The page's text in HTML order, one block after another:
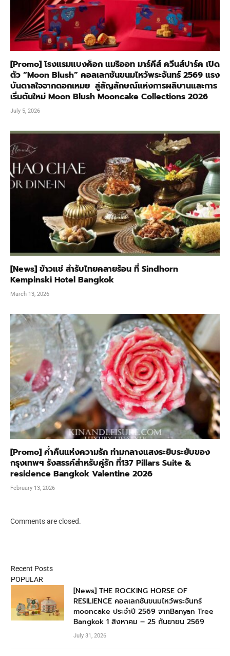
[Promo] โรงแรมแบงค็อก แมริออท มาร์คีส์ ควีนส์ปาร์ค เปิด
ตัว “Moon Blush” คอลเลกชันขนมไหว้พระจันทร์ 2569 แรง
บันดาลใจจากดอกเหมย สู่สัญลักษณ์แห่งการผลิบานและการ
เริ่มต้นใหม่ Moon Blush Mooncake Collections 2026
July 5, 2026
[News] ข้าวแช่ สำรับไทยคลายร้อน ที่ Sindhorn
Kempinski Hotel Bangkok
March 13, 2026
[Promo] ค่ำคืนแห่งความรัก ท่ามกลางแสงระยิบระยับของ
กรุงเทพฯ รังสรรค์สำหรับคู่รัก ที่137 Pillars Suite &
residence Bangkok Valentine 2026
February 13, 2026
Comments are closed.
Recent Posts
POPULAR
[News] THE ROCKING HORSE OF
RESILIENCE คอลเลกชันขนมไหว้พระจันทร์
mooncake ประจำปี 2569 จากBanyan Tree
Bangkok 1 สิงหาคม – 25 กันยายน 2569
July 31, 2026